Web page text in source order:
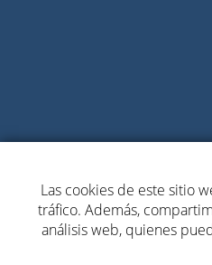
Las cookies de este sitio
tráfico. Además,
análisis web, quienes